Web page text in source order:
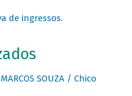
de ingressos.
SOUZA / Chico